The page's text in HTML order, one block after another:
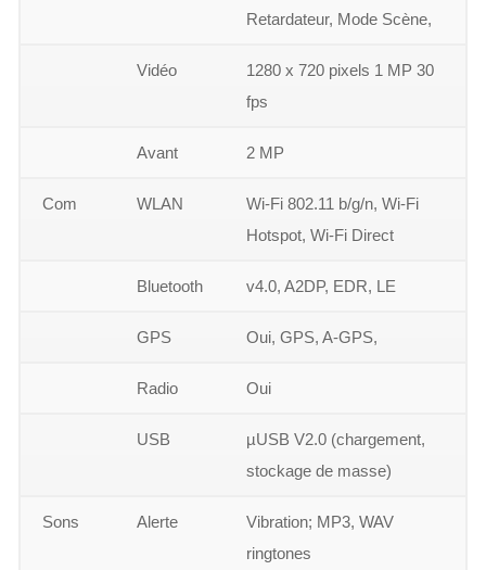
Retardateur, Mode Scène,
Vidéo
1280 x 720 pixels 1 MP 30
fps
Avant 2 MP
Com WLAN
Wi-Fi 802.11 b/g/n, Wi-Fi
Hotspot, Wi-Fi Direct
Bluetooth v4.0, A2DP, EDR, LE
GPS Oui, GPS, A-GPS,
Radio Oui
USB
µUSB V2.0 (chargement,
stockage de masse)
Sons Alerte
Vibration; MP3, WAV
ringtones